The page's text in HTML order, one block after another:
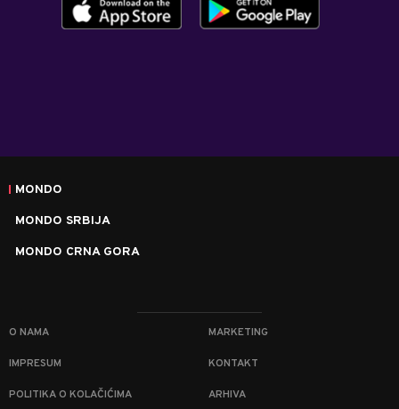
MONDO
MONDO SRBIJA
MONDO CRNA GORA
O NAMA MARKETING
IMPRESUM KONTAKT
POLITIKA O KOLAČIĆIMA ARHIVA